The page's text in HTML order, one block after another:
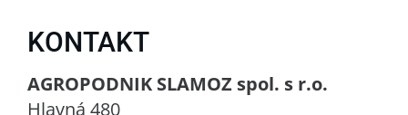
KONTAKT
AGROPODNIK SLAMOZ spol. s r.o.
Hlavná 480